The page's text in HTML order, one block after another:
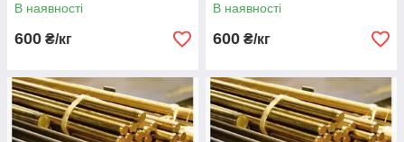
В наявності
600 ₴/кг
В наявності
600 ₴/кг